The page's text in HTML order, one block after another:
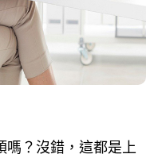
嗎？沒錯，這都是上